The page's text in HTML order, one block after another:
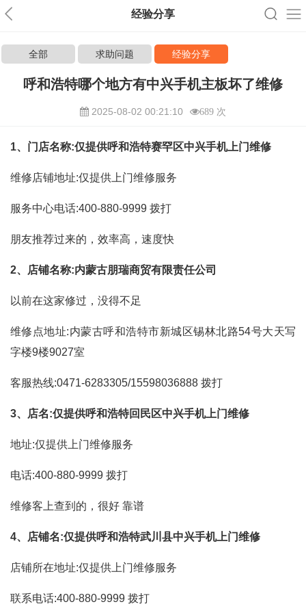
经验分享
全部 求助问题 经验分享
呼和浩特哪个地方有中兴手机主板坏了维修
2025-08-02 00:21:10 689 次
1、门店名称:仅提供呼和浩特赛罕区中兴手机上门维修
维修店铺地址:仅提供上门维修服务
服务中心电话:400-880-9999 拨打
朋友推荐过来的，效率高，速度快
2、店铺名称:内蒙古朋瑞商贸有限责任公司
以前在这家修过，没得不足
维修点地址:内蒙古呼和浩特市新城区锡林北路54号大天写
字楼9楼9027室
客服热线:0471-6283305/15598036888 拨打
3、店名:仅提供呼和浩特回民区中兴手机上门维修
地址:仅提供上门维修服务
电话:400-880-9999 拨打
维修客上查到的，很好 靠谱
4、店铺名:仅提供呼和浩特武川县中兴手机上门维修
店铺所在地址:仅提供上门维修服务
联系电话:400-880-9999 拨打